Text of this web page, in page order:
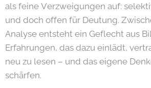
als feine Verzweigungen auf:
und doch offen für Deutung.
Analyse entsteht ein Geflecht aus
Erfahrungen, das dazu einlädt,
neu zu lesen – und das eigene
schärfen.